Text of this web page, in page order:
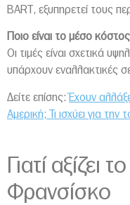
BART, εξυπηρετεί τους
Ποιο είναι το μέσο
Οι τιμές είναι σχετικά
υπάρχουν εναλλακτικές
Δείτε επίσης:Έχουν
Αμερική; Τι ισχύει για την
Γιατί αξίζει
Φρανσίσκο